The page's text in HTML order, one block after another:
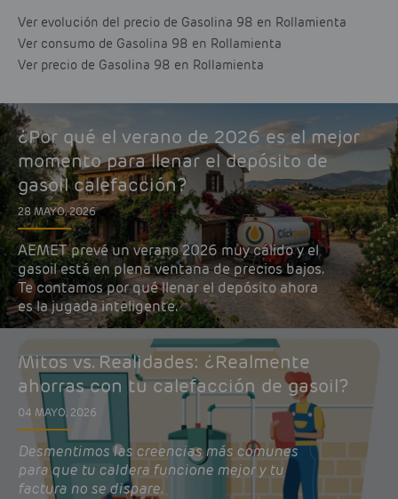
Ver evolución del precio de Gasolina 98 en Rollamienta
Ver consumo de Gasolina 98 en Rollamienta
Ver precio de Gasolina 98 en Rollamienta
¿Por qué el verano de 2026 es el mejor
momento para llenar el depósito de
gasoil calefacción?
28 MAYO, 2026
AEMET prevé un verano 2026 muy cálido y el
gasoil está en plena ventana de precios bajos.
Te contamos por qué llenar el depósito ahora
es la jugada inteligente.
Mitos vs. Realidades: ¿Realmente
ahorras con tu calefacción de gasoil?
04 MAYO, 2026
Desmentimos las creencias más comunes
para que tu caldera funcione mejor y tu
factura no se dispare.